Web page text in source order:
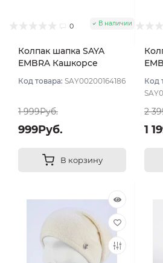
0 В наличии
Колпак шапка SAYA
EMBRA Кашкорсе
Код товара: SAY00200164186
1 999Руб.
999Руб.
В корзину
Код
2
1